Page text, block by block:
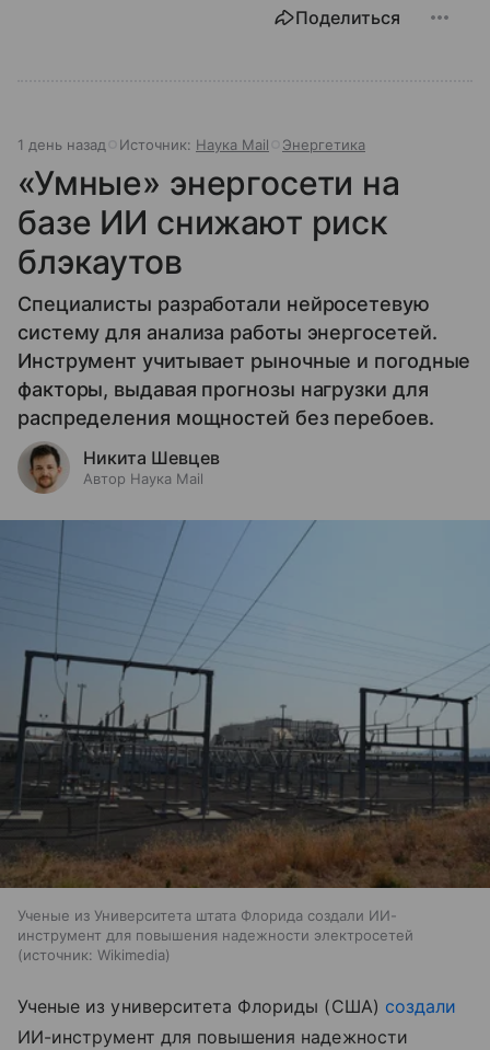
Поделиться
1 день назад Источник: Наука Mail Энергетика
«Умные» энергосети на
базе ИИ снижают риск
блэкаутов
Специалисты разработали нейросетевую
систему для анализа работы энергосетей.
Инструмент учитывает рыночные и погодные
факторы, выдавая прогнозы нагрузки для
распределения мощностей без перебоев.
Никита Шевцев
Автор Наука Mail
Ученые из Университета штата Флорида создали ИИ-
инструмент для повышения надежности электросетей
источник: Wikimedia
Ученые из университета Флориды (США) создали
ИИ-инструмент для повышения надежности